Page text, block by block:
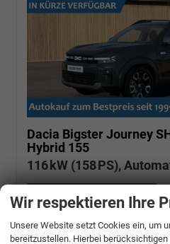
Dacia BigsterJourney
Hybrid 155
116 kW (158 PS),
Perlmutt-Schwarz
Hybrid Benzin
Fahrzeug mit Tageszulassung
Wir respektieren Ihre
Unsere Website setzt Cookies ein, um
bereitzustellen. Hierbei